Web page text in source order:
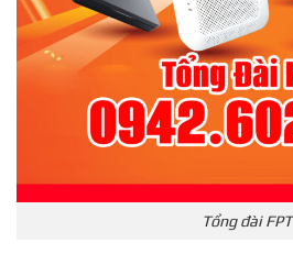
Tổng đài FPT